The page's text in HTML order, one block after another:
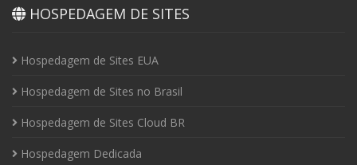
HOSPEDAGEM DE SITES
Hospedagem de Sites EUA
Hospedagem de Sites no Brasil
Hospedagem de Sites Cloud BR
Hospedagem Dedicada